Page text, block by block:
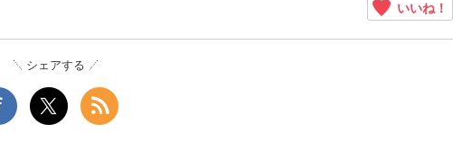
いいね！
シェアする